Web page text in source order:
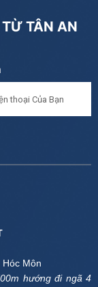
TỪ TÂN AN
Môn
hướng đi ngã 4